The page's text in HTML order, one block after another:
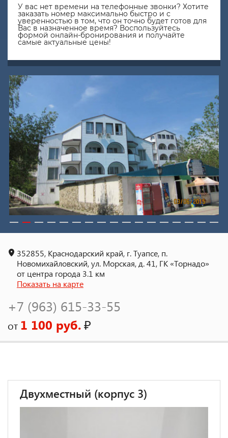
У вас нет времени на телефонные звонки? Хотите
заказать номер максимально быстро и с
уверенностью в том, что он точно будет готов для
Вас в назначенное время? Воспользуйтесь
формой онлайн-бронирования и получайте
самые актуальные цены!
352855, Краснодарский край, г. Туапсе, п.
Новомихайловский, ул. Морская, д. 41, ГК «Торнадо»
от центра города 3.1 км
Показать на карте
+7 (963) 615-33-55
от 1 100 руб.₽
Двухместный (корпус 3)